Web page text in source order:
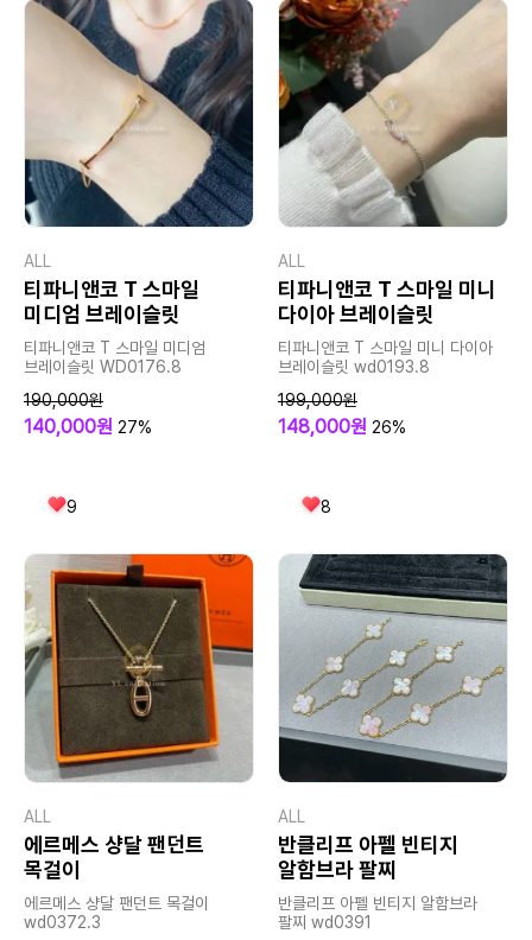
ALL
티파니앤코 T 스마일
미디엄 브레이슬릿
티파니앤코 T 스마일 미디엄
브레이슬릿 WD0176.8
190,000원
140,000원 27%
9
ALL
티파니앤코 T 스마일 미니
다이아 브레이슬릿
티파니앤코 T 스마일 미니 다이아
브레이슬릿 wd0193.8
199,000원
148,000원 26%
8
ALL
에르메스 샹달 팬던트
목걸이
에르메스 샹달 팬던트 목걸이
wd0372.3
ALL
반클리프 아펠 빈티지
알함브라 팔찌
반클리프 아펠 빈티지 알함브라
팔찌 wd0391